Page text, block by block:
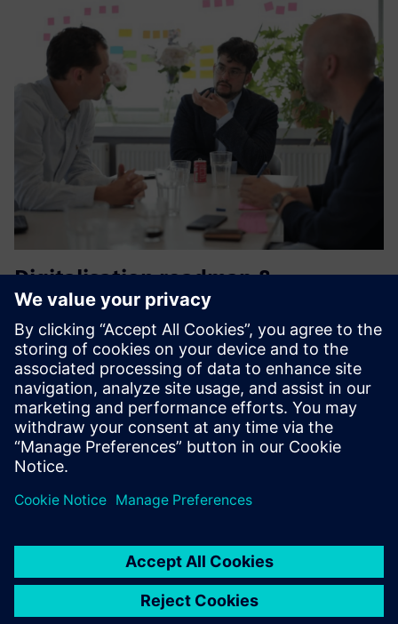
Digitalisation roadmap &
implementation
Napravite nacrt arhitekture podataka i mapu puta korak po
korak, a zatim ga implementirajte. Ovaj prilagođeni plan
puta pokrivat će različite aspekte kao što su postavljanje
skladišta podataka, procjena troškova, zahtjevi za resur...
Saznajte više